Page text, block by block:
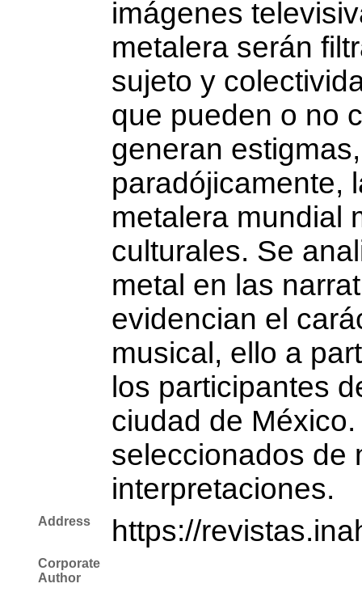
imá­genes
metalera serán
sujeto y
que pueden o no
generan
paradójicamente,
metalera mundial
culturales. Se
metal en las
evidencian el
musical, ello a
los participantes
ciudad de
seleccionados de
interpretaciones.
Address https://
Corporate
Author